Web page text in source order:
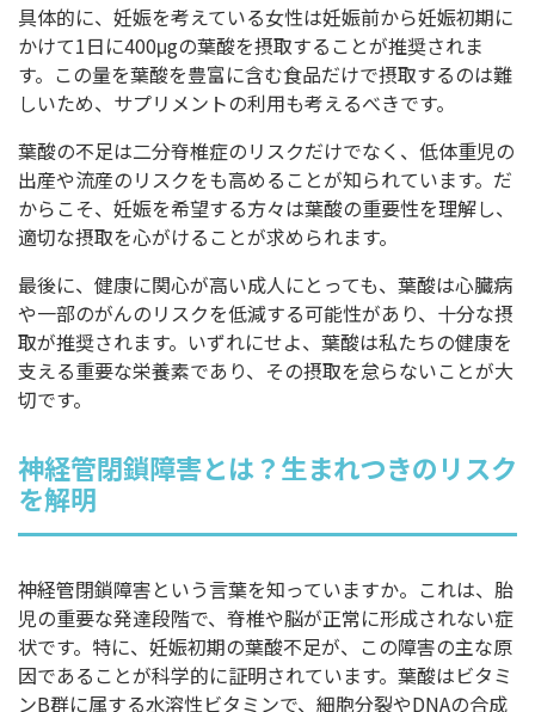
具体的に、妊娠を考えている女性は妊娠前から妊娠初期に
かけて1日に400μgの葉酸を摂取することが推奨されま
す。この量を葉酸を豊富に含む食品だけで摂取するのは難
しいため、サプリメントの利用も考えるべきです。
葉酸の不足は二分脊椎症のリスクだけでなく、低体重児の
出産や流産のリスクをも高めることが知られています。だ
からこそ、妊娠を希望する方々は葉酸の重要性を理解し、
適切な摂取を心がけることが求められます。
最後に、健康に関心が高い成人にとっても、葉酸は心臓病
や一部のがんのリスクを低減する可能性があり、十分な摂
取が推奨されます。いずれにせよ、葉酸は私たちの健康を
支える重要な栄養素であり、その摂取を怠らないことが大
切です。
神経管閉鎖障害とは？生まれつきのリスク
を解明
神経管閉鎖障害という言葉を知っていますか。これは、胎
児の重要な発達段階で、脊椎や脳が正常に形成されない症
状です。特に、妊娠初期の葉酸不足が、この障害の主な原
因であることが科学的に証明されています。葉酸はビタミ
ンB群に属する水溶性ビタミンで、細胞分裂やDNAの合成